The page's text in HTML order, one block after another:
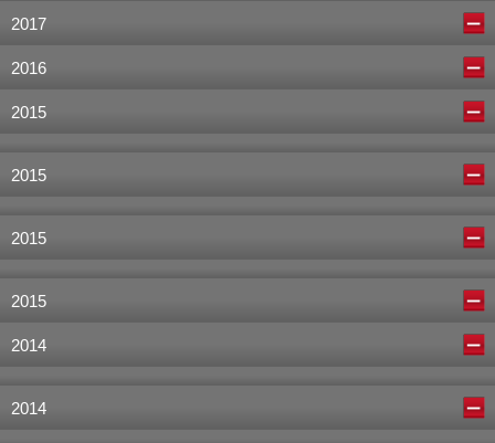
2017
2016
2015
2015
2015
2015
2014
2014